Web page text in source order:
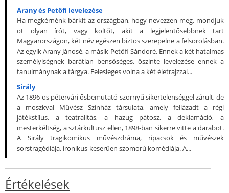
Arany és Petőfi levelezése
Ha megkérnénk bárkit az országban, hogy nevezzen meg, mondjuk
öt olyan írót, vagy költőt, akit a legjelentősebbnek tart
Magyarországon, két név egészen biztos szerepelne a felsorolásban.
Az egyik Arany Jánosé, a másik Petőfi Sándoré. Ennek a két hatalmas
személyiségnek barátian bensőséges, őszinte levelezése ennek a
tanulmánynak a tárgya. Felesleges volna a két életrajzzal...
Sirály
Az 1896-os pétervári ősbemutató szörnyű sikertelenséggel zárult, de
a moszkvai Művész Színház társulata, amely fellázadt a régi
játékstílus, a teatralitás, a hazug pátosz, a deklamáció, a
mesterkéltség, a sztárkultusz ellen, 1898-ban sikerre vitte a darabot.
A Sirály tragikomikus művészdráma, ripacsok és művészek
sorstragédiája, ironikus-keserűen szomorú komédiája. A...
Értékelések